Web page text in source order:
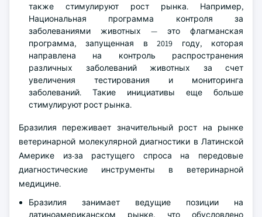
также стимулируют рост рынка. Например,
Национальная программа контроля за
заболеваниями животных — это флагманская
программа, запущенная в 2019 году, которая
направлена на контроль распространения
различных заболеваний животных за счет
увеличения тестирования и мониторинга
заболеваний. Такие инициативы еще больше
стимулируют рост рынка.
Бразилия переживает значительный рост на рынке
ветеринарной молекулярной диагностики в Латинской
Америке из-за растущего спроса на передовые
диагностические инструменты в ветеринарной
медицине.
Бразилия занимает ведущие позиции на
латиноамериканском рынке, что обусловлено